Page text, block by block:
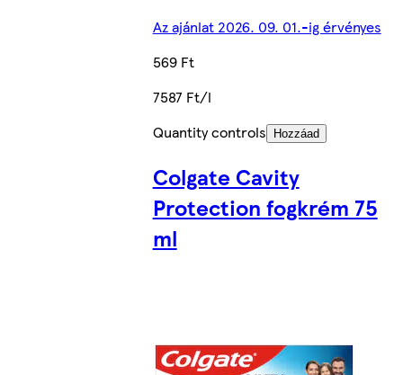
Az ajánlat 2026. 09. 01.-ig érvényes
569 Ft
7587 Ft/l
Quantity controls
Hozzáad
Colgate Cavity
Protection fogkrém 75
ml